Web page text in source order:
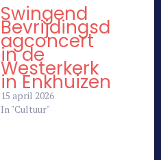
Swingend
Bevrijdingsd
agconcert
in de
Westerkerk
in Enkhuizen
15 april 2026
In "Cultuur"